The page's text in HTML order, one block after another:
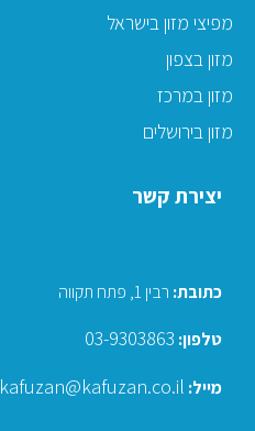
מפיצי מזון בישראל
מזון בצפון
מזון במרכז
מזון בירושלים
יצירת קשר
כתובת: רבין 1, פתח תקווה
טלפון: 03-9303863
מייל: kafuzan@kafuzan.co.il